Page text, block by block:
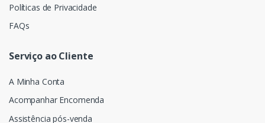
Políticas de Privacidade
FAQs
Serviço ao Cliente
A Minha Conta
Acompanhar Encomenda
Assistência pós-venda